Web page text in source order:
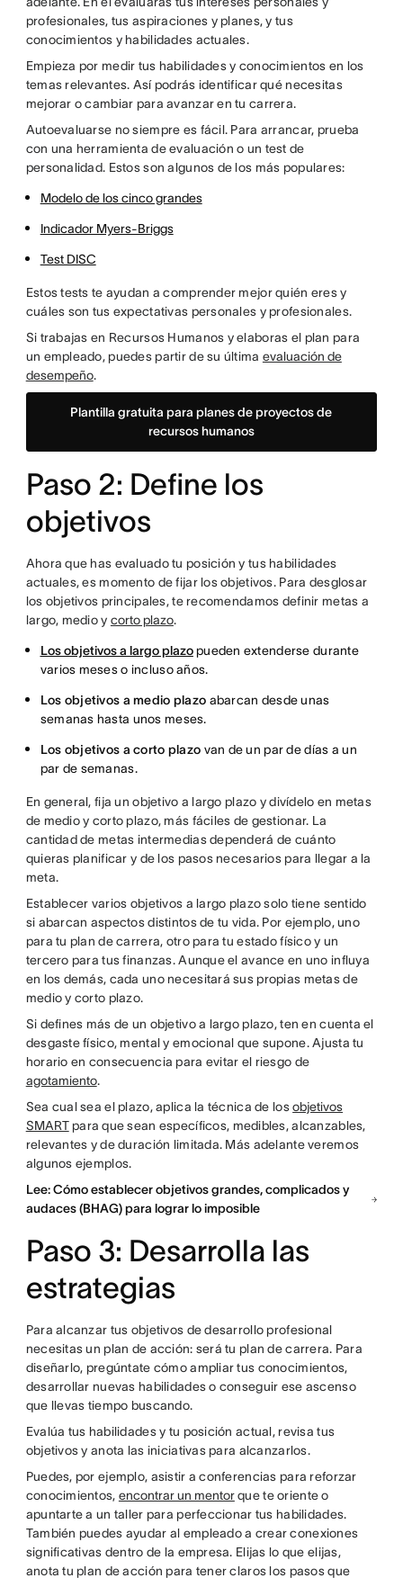
profesionales, tus aspiraciones y planes, y tus
conocimientos y habilidades actuales.
Empieza por medir tus habilidades y conocimientos en los
temas relevantes. Así podrás identificar qué necesitas
mejorar o cambiar para avanzar en tu carrera.
Autoevaluarse no siempre es fácil. Para arrancar, prueba
con una herramienta de evaluación o un test de
personalidad. Estos son algunos de los más populares:
Modelo de los cinco grandes
Indicador Myers-Briggs
Test DISC
Estos tests te ayudan a comprender mejor quién eres y
cuáles son tus expectativas personales y profesionales.
Si trabajas en Recursos Humanos y elaboras el plan para
un empleado, puedes partir de su última evaluación de
desempeño.
Plantilla gratuita para planes de proyectos de
recursos humanos
Paso 2: Define los
objetivos
Ahora que has evaluado tu posición y tus habilidades
actuales, es momento de fijar los objetivos. Para desglosar
los objetivos principales, te recomendamos definir metas a
largo, medio y corto plazo.
Los objetivos a largo plazopueden extenderse durante
varios meses o incluso años.
Los objetivos a medio plazo abarcan desde unas
semanas hasta unos meses.
Los objetivos a corto plazo van de un par de días a un
par de semanas.
En general, fija un objetivo a largo plazo y divídelo en metas
de medio y corto plazo, más fáciles de gestionar. La
cantidad de metas intermedias dependerá de cuánto
quieras planificar y de los pasos necesarios para llegar a la
meta.
Establecer varios objetivos a largo plazo solo tiene sentido
si abarcan aspectos distintos de tu vida. Por ejemplo, uno
para tu plan de carrera, otro para tu estado físico y un
tercero para tus finanzas. Aunque el avance en uno influya
en los demás, cada uno necesitará sus propias metas de
medio y corto plazo.
Si defines más de un objetivo a largo plazo, ten en cuenta el
desgaste físico, mental y emocional que supone. Ajusta tu
horario en consecuencia para evitar el riesgo de
agotamiento.
Sea cual sea el plazo, aplica la técnica de losobjetivos
SMARTpara que sean específicos, medibles, alcanzables,
relevantes y de duración limitada. Más adelante veremos
algunos ejemplos.
Lee: Cómo establecer objetivos grandes, complicados y
audaces (BHAG) para lograr lo imposible
Paso 3: Desarrolla las
estrategias
Para alcanzar tus objetivos de desarrollo profesional
necesitas un plan de acción: será tu plan de carrera. Para
diseñarlo, pregúntate cómo ampliar tus conocimientos,
desarrollar nuevas habilidades o conseguir ese ascenso
que llevas tiempo buscando.
Evalúa tus habilidades y tu posición actual, revisa tus
objetivos y anota las iniciativas para alcanzarlos.
Puedes, por ejemplo, asistir a conferencias para reforzar
conocimientos, encontrar un mentorque te oriente o
apuntarte a un taller para perfeccionar tus habilidades.
También puedes ayudar al empleado a crear conexiones
significativas dentro de la empresa. Elijas lo que elijas,
anota tu plan de acción para tener claros los pasos que